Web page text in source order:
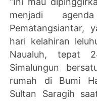
menjadi
Pematangsiantar,
hari kelahiran
Naualuh, tepat
Simalungun
rumah di Bumi
Sultan Saragih